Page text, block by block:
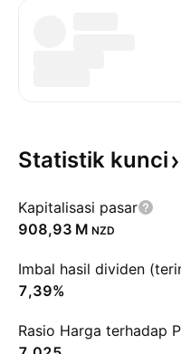
Statistik kunci
Kapitalisasi pasar
‪908,93 M‬ NZD
Imbal hasil dividen
7,39%
Rasio Harga terhadap